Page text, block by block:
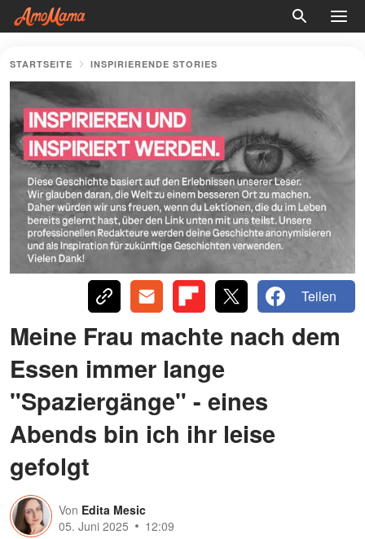
STARTSEITE INSPIRIERENDE STORIES
Teilen
Meine Frau machte nach dem
Essen immer lange
"Spaziergänge" - eines
Abends bin ich ihr leise
gefolgt
Von Edita Mesic
05. Juni 2025
12:09